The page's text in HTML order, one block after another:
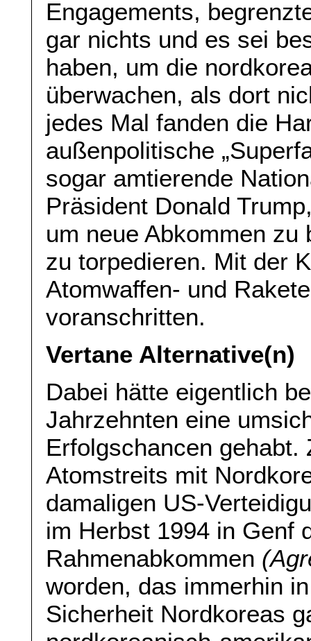
Engagements,
gar nichts und es sei
haben, um die
überwachen, als dort
jedes Mal fanden die
außenpolitische
sogar amtierende
Präsident Donald
um neue Abkommen
zu torpedieren. Mit der
Atomwaffen- und
voranschritten.
Vertane Alternative(n)
Dabei hätte eigentlich
Jahrzehnten eine
Erfolgschancen
Atomstreits mit
damaligen US-
im Herbst 1994 in Genf
Rahmenabkommen
worden, das immerhin
Sicherheit Nordkoreas